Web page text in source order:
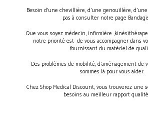
Besoin d’une chevillière, d’une genouillère,
pas à consulter notre page
Que vous soyez médecin, infirmière
notre priorité est de vous accompagner dans
fournissant du matériel de
Des problèmes de mobilité, d’aménagement de
sommes là pour vous aider.
Chez Shop Medical Discount, vous trouverez une
besoins au meilleur rapport